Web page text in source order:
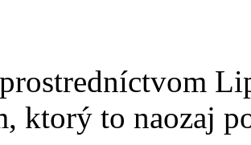
ktorý to naozaj